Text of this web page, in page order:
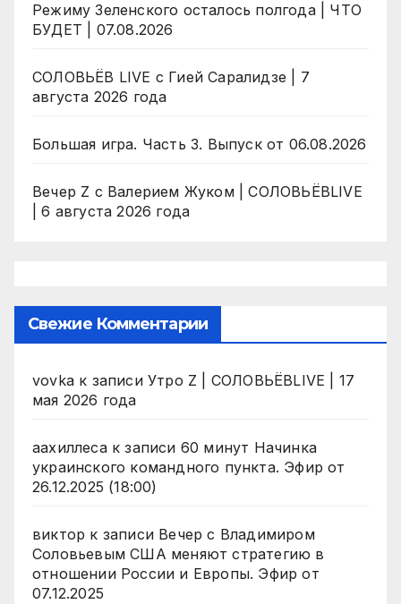
Режиму Зеленского осталось полгода | ЧТО
БУДЕТ | 07.08.2026
СОЛОВЬЁВ LIVE с Гией Саралидзе | 7
августа 2026 года
Большая игра. Часть 3. Выпуск от 06.08.2026
Вечер Z с Валерием Жуком | СОЛОВЬЁВLIVE
| 6 августа 2026 года
Свежие Комментарии
vovka к записи Утро Z | СОЛОВЬЁВLIVE | 17
мая 2026 года
аахиллесак записи 60 минут Начинка
украинского командного пункта. Эфир от
26.12.2025 (18:00)
виктор к записи Вечер с Владимиром
Соловьевым США меняют стратегию в
отношении России и Европы. Эфир от
07.12.2025